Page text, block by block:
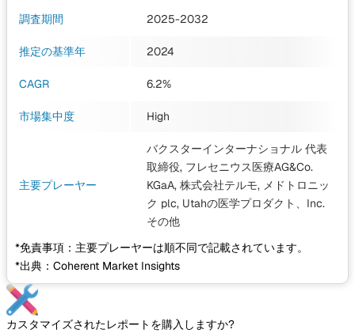
調査期間 2025-2032
推定の基準年 2024
CAGR 6.2%
市場集中度 High
主要プレーヤー
バクスターインターナショナル 代表
取締役, フレセニウス医療AG&Co.
KGaA, 株式会社テルモ, メドトロニッ
ク plc, Utahの医学プロダクト、Inc.
その他
*免責事項：主要プレーヤーは順不同で記載されています。
*出典：Coherent Market Insights
カスタマイズされたレポートを購入しますか?